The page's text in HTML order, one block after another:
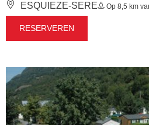
ESQUIEZE-SERE Op 8,5 km
RESERVEREN